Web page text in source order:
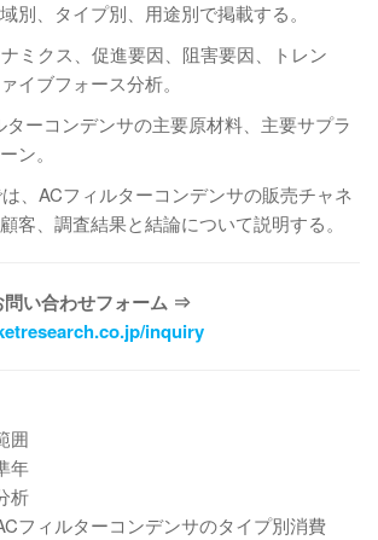
別、タイプ別、用途別で掲載する。
ミクス、促進要因、阻害要因、トレン
イブフォース分析。
ターコンデンサの主要原材料、主要サプラ
ン。
、ACフィルターコンデンサの販売チャネ
客、調査結果と結論について説明する。
い合わせフォーム ⇒
inquiry
囲
年
析
フィルターコンデンサのタイプ別消費